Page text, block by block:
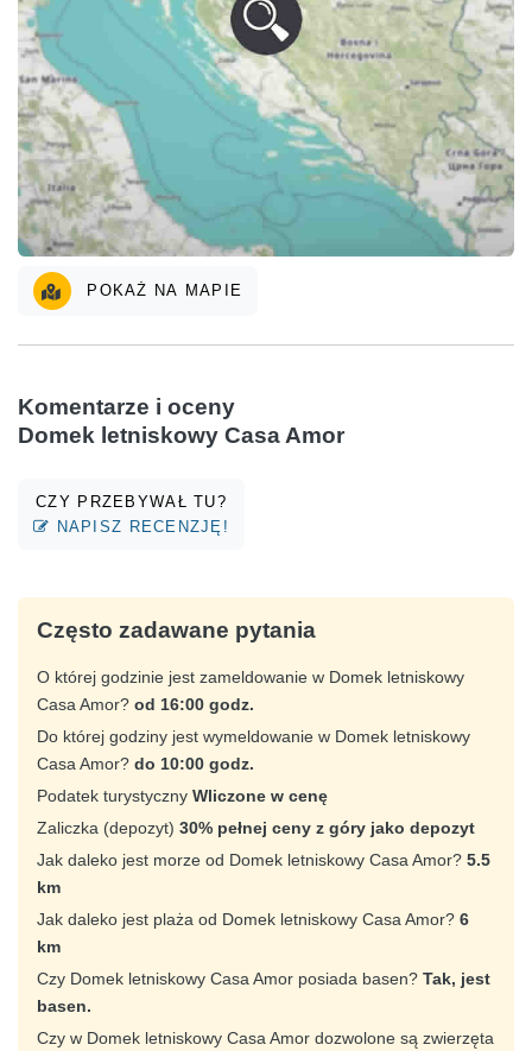
POKAŻ NA MAPIE
Komentarze i oceny
Domek letniskowy Casa Amor
CZY PRZEBYWAŁ TU?
NAPISZ RECENZJĘ!
Często zadawane pytania
O której godzinie jest zameldowanie w Domek letniskowy
Casa Amor? od 16:00 godz.
Do której godziny jest wymeldowanie w Domek letniskowy
Casa Amor? do 10:00 godz.
Podatek turystyczny Wliczone w cenę
Zaliczka (depozyt) 30% pełnej ceny z góry jako depozyt
Jak daleko jest morze od Domek letniskowy Casa Amor? 5.5
km
Jak daleko jest plaża od Domek letniskowy Casa Amor? 6
km
Czy Domek letniskowy Casa Amor posiada basen? Tak, jest
basen.
Czy w Domek letniskowy Casa Amor dozwolone są zwierzęta